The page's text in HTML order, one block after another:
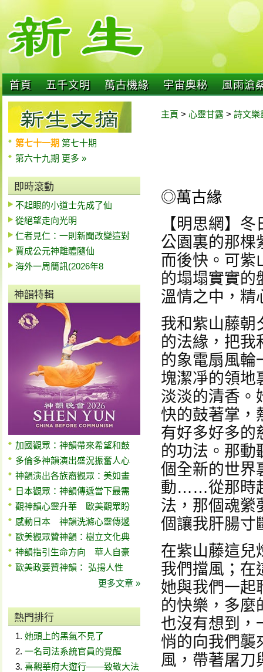
首頁 五千文明 萬古機緣 宇宙奧秘 風雨滄
第七十一期 第七十期
第六十九期 更多 »
即時滾動
不起眼的小道士先成了仙
從絕望走向光明
仁者見仁：一則新聞改變這對
賈成公元神離體隨仙
海外一周簡訊(2026年8
神韻特輯
加國觀眾：神韻帶來希望和鼓
多倫多神韻演出盛況振奮人心
神韻演出各族裔觀眾：美如畫
日本觀眾：神韻傳遞當下最需
觀神韻心靈升華 歐美觀眾盼
感動日本 神韻洗滌心靈傳遞
歐美觀眾贊神韻：樹立文化典
神韻指引生命方向 華人自豪
歐美政要贊神韻： 弘揚人性
更多文章 »
熱門排行
她頭上的黑氣不見了
一名司法系統官員的覺醒
喜觀華府大遊行——致敬大法
主頁 > 心靈甘露 > 詩文樂
◎萬古緣
【明思網】
公園裏的那棵
而後快。可紫
的塌塌實實的
溫情之中，
我和紫山藤朝
的法緣，把我
的象電扇風輪
塊潔凈的領地
淡淡的清香。
快的鼓著掌，
有好多好多的
的功法。那動
個全新的世界
動……從那時
法，那個魂縈
個讓我肝腸寸
在紫山藤這兒
我們擋風；在
她與我們一
的快樂，多麼
也沒有想到，
悄的向我們襲
風，帶著屠